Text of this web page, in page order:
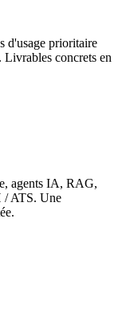
d'usage prioritaire
concrets en
agents IA, RAG,
/ ATS. Une